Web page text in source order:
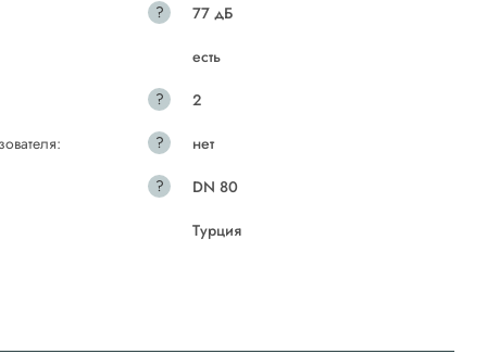
?
77 дБ
есть
?
2
?
нет
?
DN 80
Турция